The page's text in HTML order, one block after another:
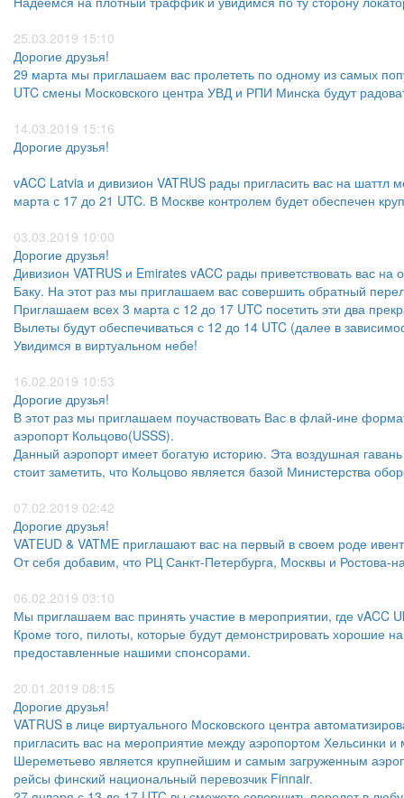
25.03.2019 15:10
Дорогие друзья!
29 марта мы приглашаем вас пролететь по одному из самых
UTC смены Московского центра УВД и РПИ Минска будут
14.03.2019 15:16
Дорогие друзья!
vACC Latvia и дивизион VATRUS рады пригласить вас на
марта с 17 до 21 UTC. В Москве контролем будет обеспечен
03.03.2019 10:00
Дорогие друзья!
Дивизион VATRUS и Emirates vACC рады приветствовать вас
Баку. На этот раз мы приглашаем вас совершить обратный
Приглашаем всех 3 марта с 12 до 17 UTC посетить эти два
Вылеты будут обеспечиваться с 12 до 14 UTC (далее в
Увидимся в виртуальном небе!
16.02.2019 10:53
Дорогие друзья!
В этот раз мы приглашаем поучаствовать Вас в флай-ине
аэропорт Кольцово(USSS).
Данный аэропорт имеет богатую историю. Эта воздушная
стоит заметить, что Кольцово является базой Министерства
07.02.2019 02:42
Дорогие друзья!
VATEUD & VATME приглашают вас на первый в своем роде
От себя добавим, что РЦ Санкт-Петербурга, Москвы и Ростова-
06.02.2019 03:10
Мы приглашаем вас принять участие в мероприятии, где vACC
Кроме того, пилоты, которые будут демонстрировать хорошие
предоставленные нашими спонсорами.
20.01.2019 08:15
Дорогие друзья!
VATRUS в лице виртуального Московского центра
пригласить вас на мероприятие между аэропортом Хельсинки
Шереметьево является крупнейшим и самым загруженным
рейсы финский национальный перевозчик Finnair.